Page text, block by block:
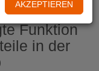
Funktion
in der
AKZEPTIEREN